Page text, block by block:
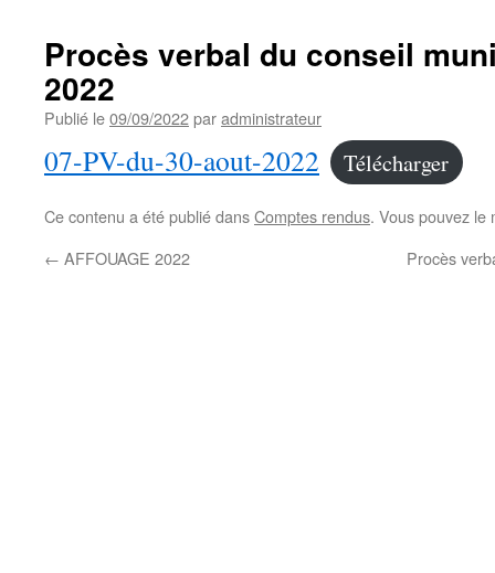
Procès verbal du conseil
2022
Publié le09/09/2022paradministrateur
07-PV-du-30-aout-2022 Télécharger
Ce contenu a été publié dansComptes rendus. Vous pouvez
← AFFOUAGE 2022 Procès